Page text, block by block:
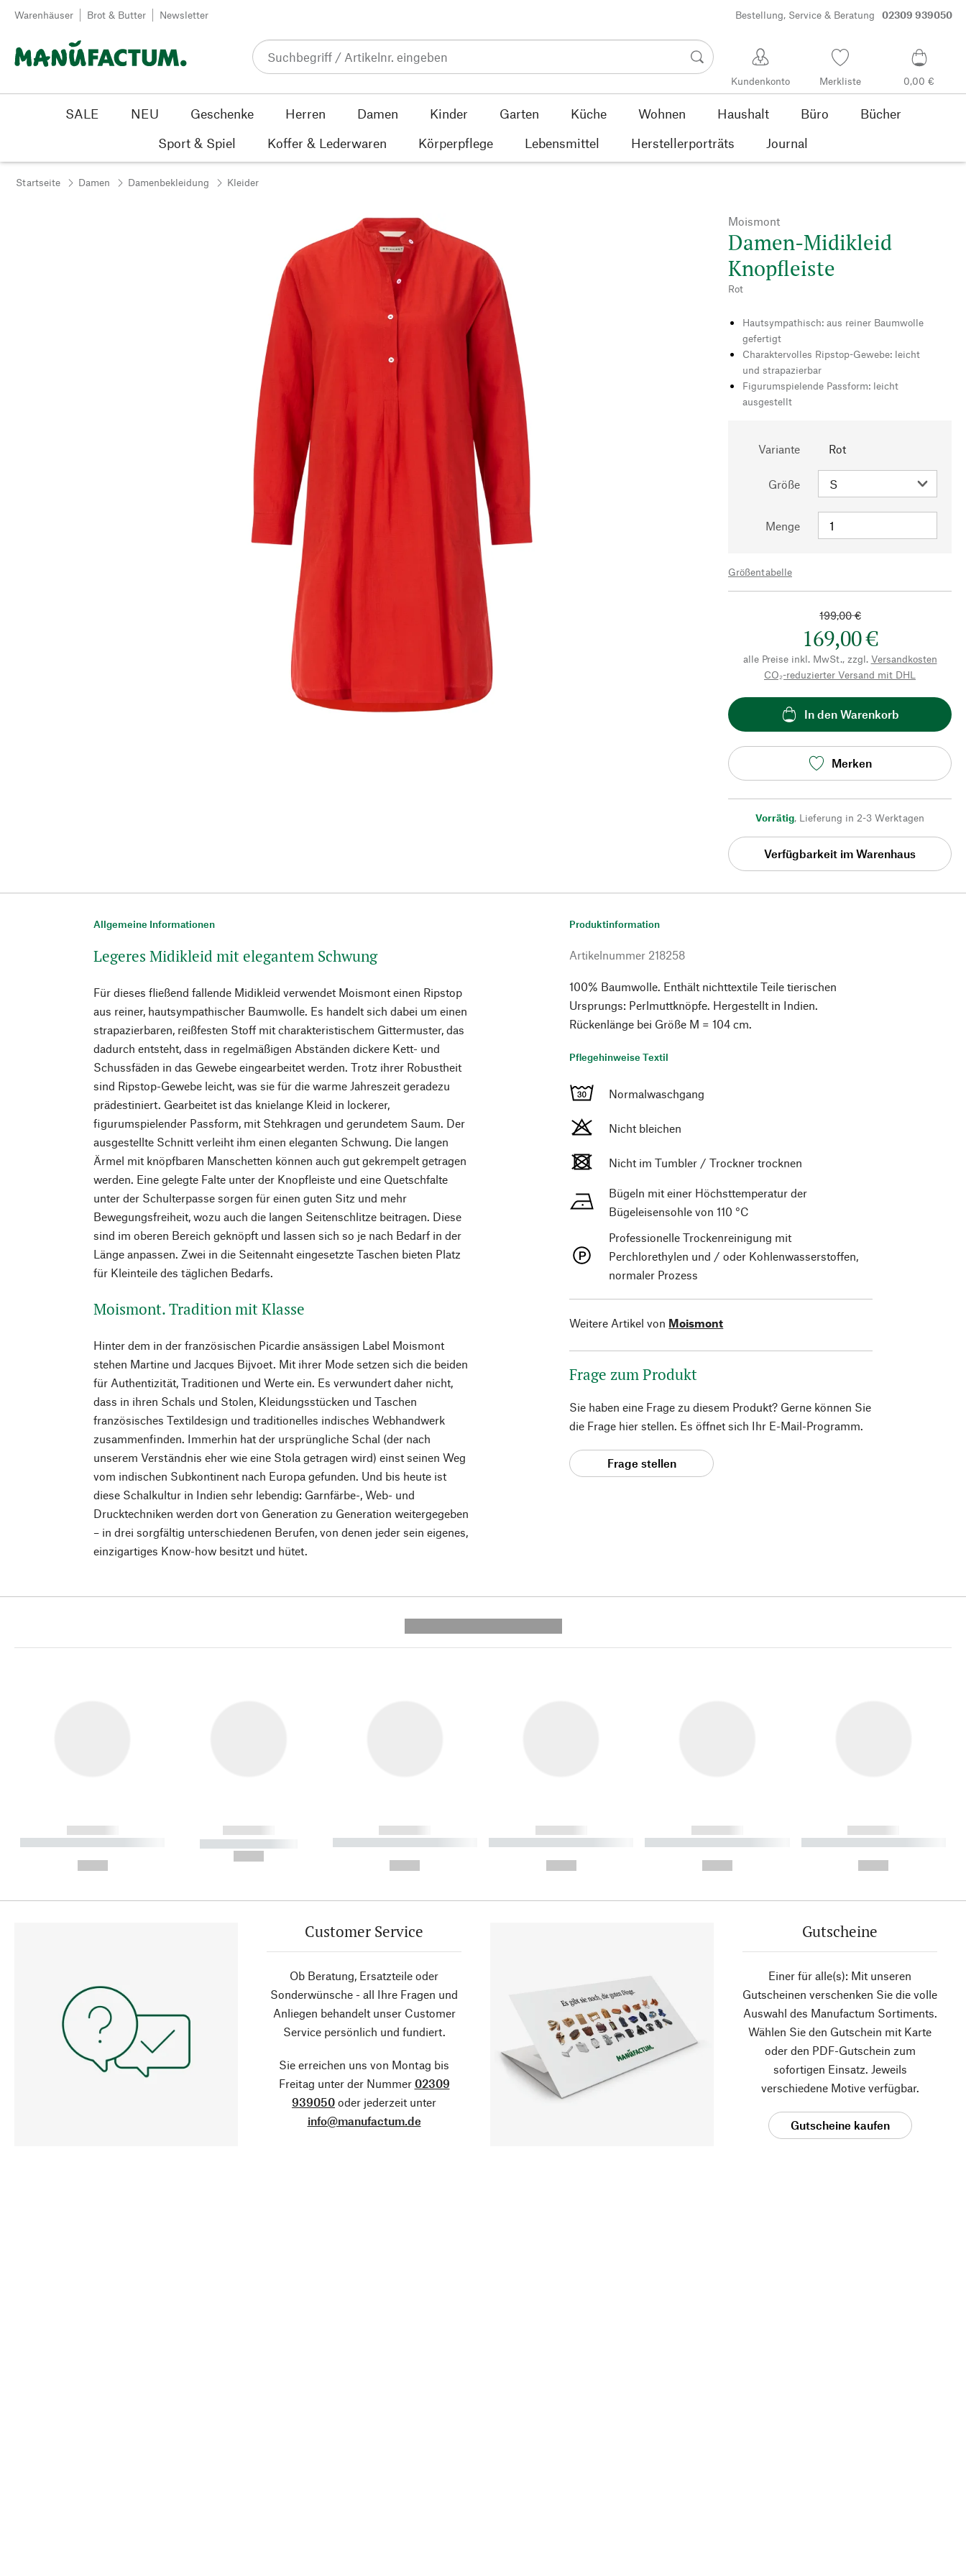
Zum Inhalt springen
Warenhäuser Brot & Butter Newsletter Bestellung, Service & Beratung 02309 939050
Kundenkonto Merkliste 0,00 €
SALE NEU Geschenke Herren Damen Kinder Garten Küche Wohnen Haushalt Büro
Bücher
Sport & Spiel
Koffer & Lederwaren Körperpflege Lebensmittel Herstellerporträts Journal
Startseite Damen Damenbekleidung Kleider
Moismont
Damen-Midikleid
Knopfleiste
Rot
Hautsympathisch: aus reiner Baumwolle
gefertigt
Charaktervolles Ripstop-Gewebe: leicht
und strapazierbar
Figurumspielende Passform: leicht
ausgestellt
Variante Rot
Größe
Menge
Größentabelle
199,00 €
169,00 €
alle Preise inkl. MwSt., zzgl. Versandkosten
CO₂-reduzierter Versand mit DHL
In den Warenkorb
Merken
Vorrätig, Lieferung in 2-3 Werktagen
Verfügbarkeit im Warenhaus
Allgemeine Informationen
Legeres Midikleid mit elegantem Schwung
Für dieses fließend fallende Midikleid verwendet Moismont einen Ripstop
aus reiner, hautsympathischer Baumwolle. Es handelt sich dabei um einen
strapazierbaren, reißfesten Stoff mit charakteristischem Gittermuster, das
dadurch entsteht, dass in regelmäßigen Abständen dickere Kett- und
Schussfäden in das Gewebe eingearbeitet werden. Trotz ihrer Robustheit
sind Ripstop-Gewebe leicht, was sie für die warme Jahreszeit geradezu
prädestiniert. Gearbeitet ist das knielange Kleid in lockerer,
figurumspielender Passform, mit Stehkragen und gerundetem Saum. Der
ausgestellte Schnitt verleiht ihm einen eleganten Schwung. Die langen
Ärmel mit knöpfbaren Manschetten können auch gut gekrempelt getragen
werden. Eine gelegte Falte unter der Knopfleiste und eine Quetschfalte
unter der Schulterpasse sorgen für einen guten Sitz und mehr
Bewegungsfreiheit, wozu auch die langen Seitenschlitze beitragen. Diese
sind im oberen Bereich geknöpft und lassen sich so je nach Bedarf in der
Länge anpassen. Zwei in die Seitennaht eingesetzte Taschen bieten Platz
für Kleinteile des täglichen Bedarfs.
Moismont. Tradition mit Klasse
Hinter dem in der französischen Picardie ansässigen Label Moismont
stehen Martine und Jacques Bijvoet. Mit ihrer Mode setzen sich die beiden
für Authentizität, Traditionen und Werte ein. Es verwundert daher nicht,
dass in ihren Schals und Stolen, Kleidungsstücken und Taschen
französisches Textildesign und traditionelles indisches Webhandwerk
zusammenfinden. Immerhin hat der ursprüngliche Schal (der nach
unserem Verständnis eher wie eine Stola getragen wird) einst seinen Weg
vom indischen Subkontinent nach Europa gefunden. Und bis heute ist
diese Schalkultur in Indien sehr lebendig: Garnfärbe-, Web- und
Drucktechniken werden dort von Generation zu Generation weitergegeben
– in drei sorgfältig unterschiedenen Berufen, von denen jeder sein eigenes,
einzigartiges Know-how besitzt und hütet.
Produktinformation
Artikelnummer 218258
100% Baumwolle. Enthält nichttextile Teile tierischen
Ursprungs: Perlmuttknöpfe. Hergestellt in Indien.
Rückenlänge bei Größe M = 104 cm.
Pflegehinweise Textil
Normalwaschgang
Nicht bleichen
Nicht im Tumbler / Trockner trocknen
Bügeln mit einer Höchsttemperatur der
Bügeleisensohle von 110 °C
Professionelle Trockenreinigung mit
Perchlorethylen und / oder Kohlenwasserstoffen,
normaler Prozess
Weitere Artikel von Moismont
Frage zum Produkt
Sie haben eine Frage zu diesem Produkt? Gerne können Sie
die Frage hier stellen. Es öffnet sich Ihr E-Mail-Programm.
Frage stellen
------------
----------- ----------- ----------
------------
----------- -----------
------------
----------- ----------- ----------
------------
----------- ----------- ----------
------------
----------- ----------- ----------
------------
----------- ----------- ----------
Customer Service
Ob Beratung, Ersatzteile oder
Sonderwünsche - all Ihre Fragen und
Anliegen behandelt unser Customer
Service persönlich und fundiert.
Sie erreichen uns von Montag bis
Freitag unter der Nummer 02309
939050 oder jederzeit unter
info@manufactum.de
Gutscheine
Einer für alle(s): Mit unseren
Gutscheinen verschenken Sie die volle
Auswahl des Manufactum Sortiments.
Wählen Sie den Gutschein mit Karte
oder den PDF-Gutschein zum
sofortigen Einsatz. Jeweils
verschiedene Motive verfügbar.
Gutscheine kaufen